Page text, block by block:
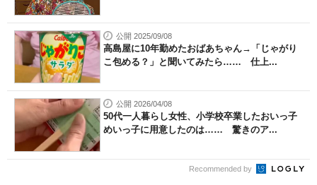
公開 2025/09/08
高島屋に10年勤めたおばあちゃん→「じゃがり
こ包める？」と聞いてみたら…… 仕上...
公開 2026/04/08
50代一人暮らし女性、小学校卒業したおいっ子
めいっ子に用意したのは…… 驚きのア...
Recommended by